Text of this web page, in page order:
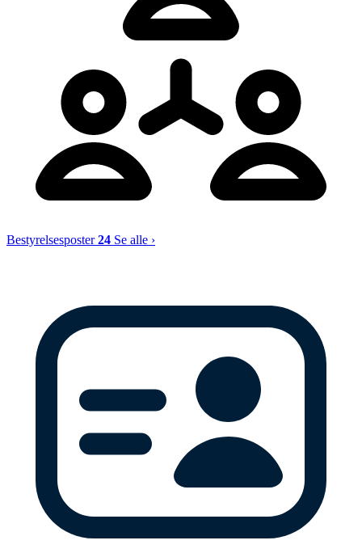
Bestyrelsesposter24 Se alle ›